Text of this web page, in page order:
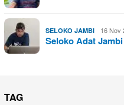
SELOKO JAMBI 16 Nov
Seloko Adat
TAG